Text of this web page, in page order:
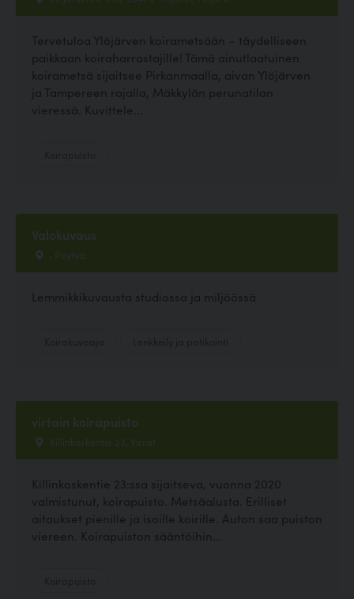
Tervetuloa Ylöjärven koirametsään – täydelliseen
paikkaan koiraharrastajille! Tämä ainutlaatuinen
koirametsä sijaitsee Pirkanmaalla, aivan Ylöjärven
ja Tampereen rajalla, Mäkkylän perunatilan
vieressä. Kuvittele...
Valokuvaus
, Pöytyä
Lemmikkikuvausta studiossa ja miljöössä
virtain koirapuisto
Killinkoskentie 23, Virrat
Killinkoskentie 23:ssa sijaitseva, vuonna 2020
valmistunut, koirapuisto. Metsäalusta. Erilliset
aitaukset pienille ja isoille koirille. Auton saa puiston
viereen. Koirapuiston sääntöihin...